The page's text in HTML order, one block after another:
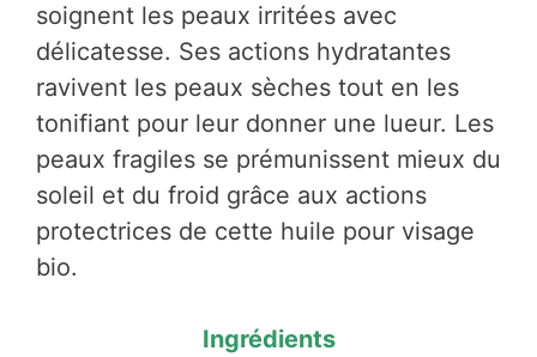
soignent les peaux irritées avec
délicatesse. Ses actions hydratantes
ravivent les peaux sèches tout en les
tonifiant pour leur donner une lueur. Les
peaux fragiles se prémunissent mieux du
soleil et du froid grâce aux actions
protectrices de cette huile pour visage
bio.
Ingrédients